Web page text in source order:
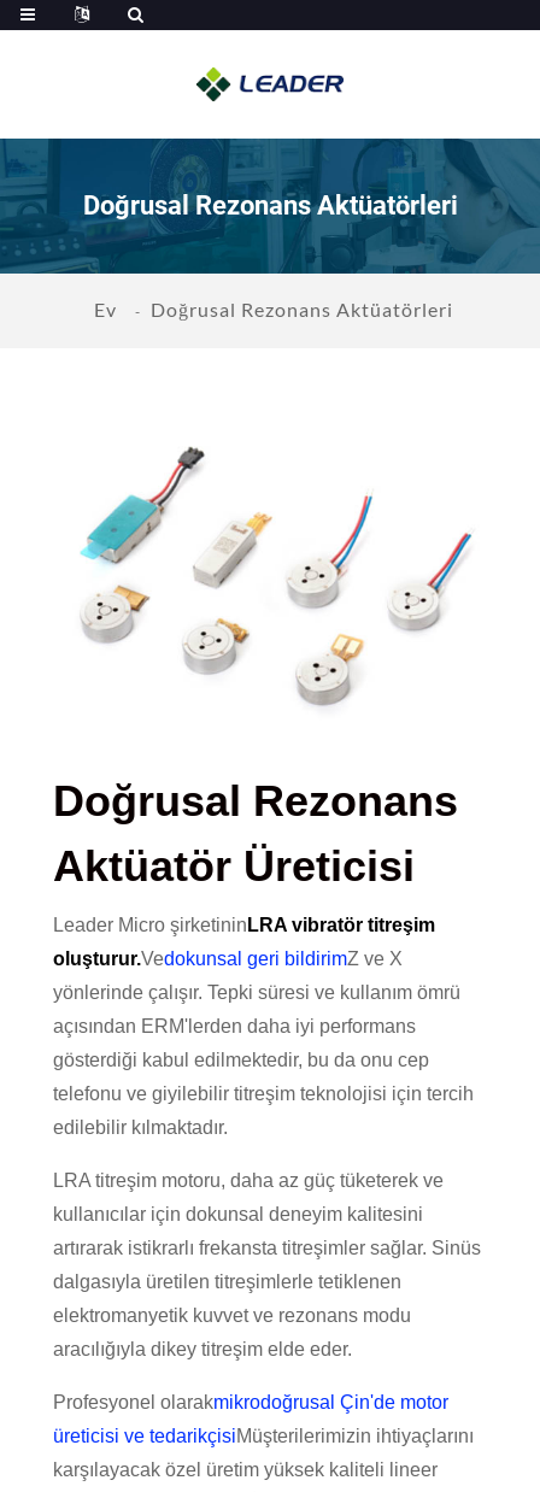
Doğrusal Rezonans Aktüatörleri
Ev Doğrusal Rezonans Aktüatörleri
Doğrusal Rezonans
Aktüatör Üreticisi
Leader Micro şirketinin LRA vibratör titreşim
oluşturur.Vedokunsal geri bildirimZ ve X
yönlerinde çalışır. Tepki süresi ve kullanım ömrü
açısından ERM'lerden daha iyi performans
gösterdiği kabul edilmektedir, bu da onu cep
telefonu ve giyilebilir titreşim teknolojisi için tercih
edilebilir kılmaktadır.
LRA titreşim motoru, daha az güç tüketerek ve
kullanıcılar için dokunsal deneyim kalitesini
artırarak istikrarlı frekansta titreşimler sağlar. Sinüs
dalgasıyla üretilen titreşimlerle tetiklenen
elektromanyetik kuvvet ve rezonans modu
aracılığıyla dikey titreşim elde eder.
Profesyonel olarakmikrodoğrusal Çin'de motor
üreticisi ve tedarikçisiMüşterilerimizin ihtiyaçlarını
karşılayacak özel üretim yüksek kaliteli lineer